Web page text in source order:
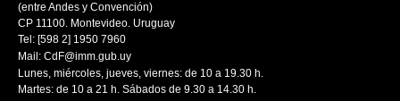
(entre Andes y Convención)
CP 11100. Montevideo. Uruguay
Tel: [598 2] 1950 7960
Mail: CdF@imm.gub.uy
Lunes, miércoles, jueves, viernes: de 10 a 19.30 h.
Martes: de 10 a 21 h. Sábados de 9.30 a 14.30 h.